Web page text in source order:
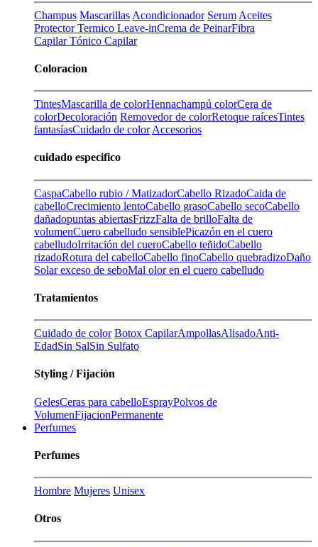
Champus Mascarillas Acondicionador Serum Aceites
Protector Termico Leave-inCrema de PeinarFibra
CapilarTónico Capilar
Coloracion
TintesMascarilla de colorHennachampú colorCera de
colorDecoloración Removedor de colorRetoque raícesTintes
fantasíasCuidado de color Accesorios
cuidado especifico
CaspaCabello rubio / MatizadorCabello RizadoCaida de
cabelloCrecimiento lentoCabello grasoCabello secoCabello
dañadopuntas abiertasFrizzFalta de brilloFalta de
volumenCuero cabelludo sensiblePicazón en el cuero
cabelludoIrritación del cueroCabello teñidoCabello
rizadoRotura del cabelloCabello finoCabello quebradizoDaño
Solarexceso de seboMal olor en el cuero cabelludo
Tratamientos
Cuidado de color Botox CapilarAmpollasAlisadoAnti-
EdadSin SalSin Sulfato
Styling / Fijación
GelesCeras para cabelloEsprayPolvos de
VolumenFijacionPermanente
Perfumes
Perfumes
Hombre Mujeres Unisex
Otros